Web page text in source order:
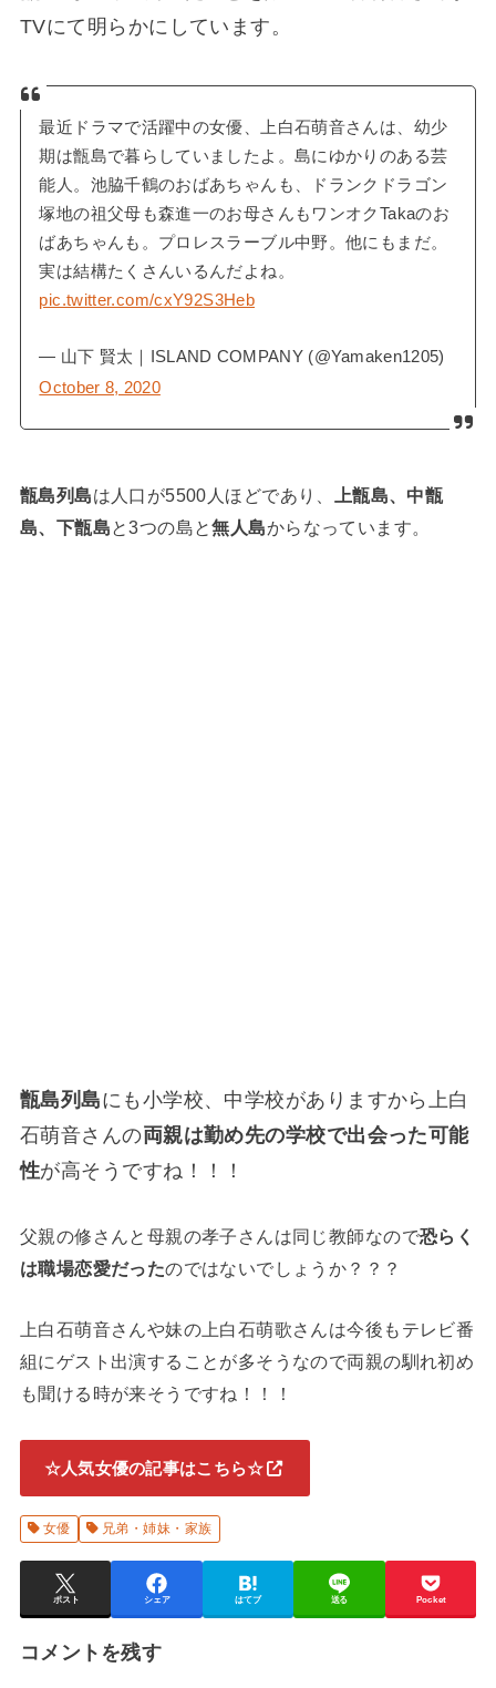
TVにて明らかにしています。
最近ドラマで活躍中の女優、上白石萌音さんは、幼少
期は甑島で暮らしていましたよ。島にゆかりのある芸
能人。池脇千鶴のおばあちゃんも、ドランクドラゴン
塚地の祖父母も森進一のお母さんもワンオクTakaのお
ばあちゃんも。プロレスラーブル中野。他にもまだ。
実は結構たくさんいるんだよね。
pic.twitter.com/cxY92S3Heb
— 山下 賢太｜ISLAND COMPANY (@Yamaken1205)
October 8, 2020
甑島列島は人口が5500人ほどであり、
上甑島、中甑
島、下甑島と3つの島と無人島からなっています。
甑島列島にも小学校、中学校がありますから上白
石萌音さんの両親は勤め先の学校で出会った可能
性が高そうですね！！！
父親の修さんと母親の孝子さんは同じ教師なので恐らく
は職場恋愛だったのではないでしょうか？？？
上白石萌音さんや妹の上白石萌歌さんは今後もテレビ番
組にゲスト出演することが多そうなので両親の馴れ初め
も聞ける時が来そうですね！！！
☆人気女優の記事はこちら☆
女優 兄弟・姉妹・家族
ポスト シェア はてブ 送る Pocket
コメントを残す